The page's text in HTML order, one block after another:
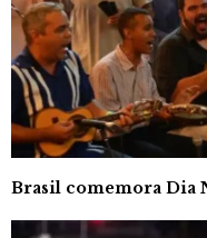
Brasil comemora Dia